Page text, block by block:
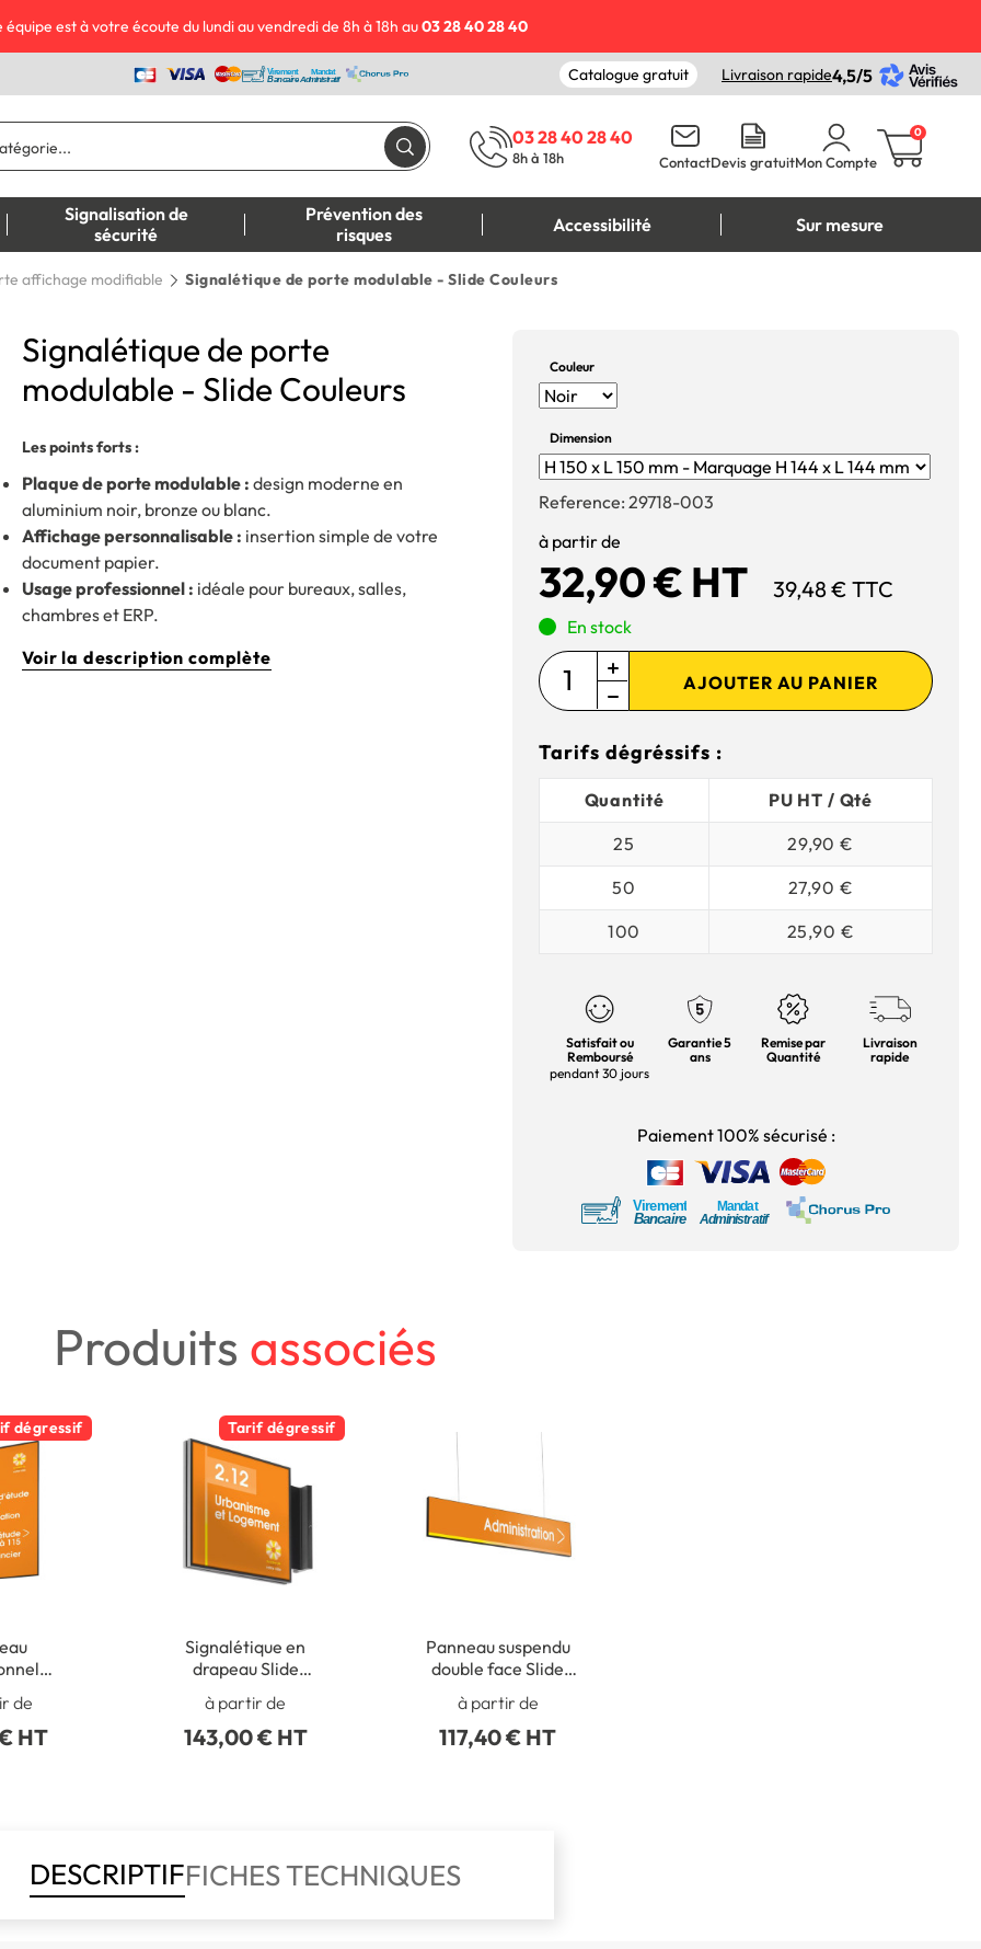
est à votre écoute du lundi au vendredi de 8h à 18h au03 28 40 28 40
Catalogue gratuit Livraison rapide4,5/5
03 28 40 28 40
8h à 18h ContactDevis gratuitMon Compte
0
Signalisation de
sécurité
Prévention des
risques
Accessibilité Sur mesure
affichage modifiable Signalétique de porte modulable - Slide Couleurs
Signalétique de porte
modulable - Slide Couleurs
Les points forts :
Plaque de porte modulable : design moderne en
aluminium noir, bronze ou blanc.
Affichage personnalisable : insertion simple de votre
document papier.
Usage professionnel : idéale pour bureaux, salles,
chambres et ERP.
Voir la description complète
Couleur
Dimension
Reference: 29718-003
à partir de
32,90 € HT 39,48 € TTC
En stock
AJOUTER AU PANIER
Tarifs dégréssifs :
Quantité
PU HT / Qté
25
29,90 €
50
27,90 €
100
25,90 €
Satisfait ou
Remboursé
pendant 30 jours
Garantie 5
ans
Remise par
Quantité
Livraison
rapide
Paiement 100% sécurisé :
Produits associés
dégressif
Slide
de
HT
Tarif dégressif
Signalétique en
drapeau Slide
Couleurs
à partir de
143,00 € HT
Panneau suspendu
double face Slide
Couleurs
à partir de
117,40 € HT
DESCRIPTIFFICHES TECHNIQUES